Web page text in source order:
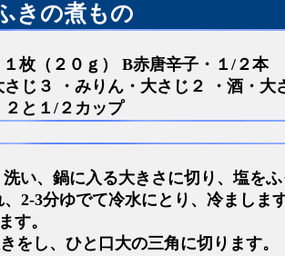
きの煮もの
枚（２０ｇ） B赤唐辛子・１/２本
じ３ ・みりん・大さじ２ ・酒・大
と１/２カップ
い、鍋に入る大きさに切り、塩を
2-3分ゆでて冷水にとり、冷ましま
す。
をし、ひと口大の三角に切ります。